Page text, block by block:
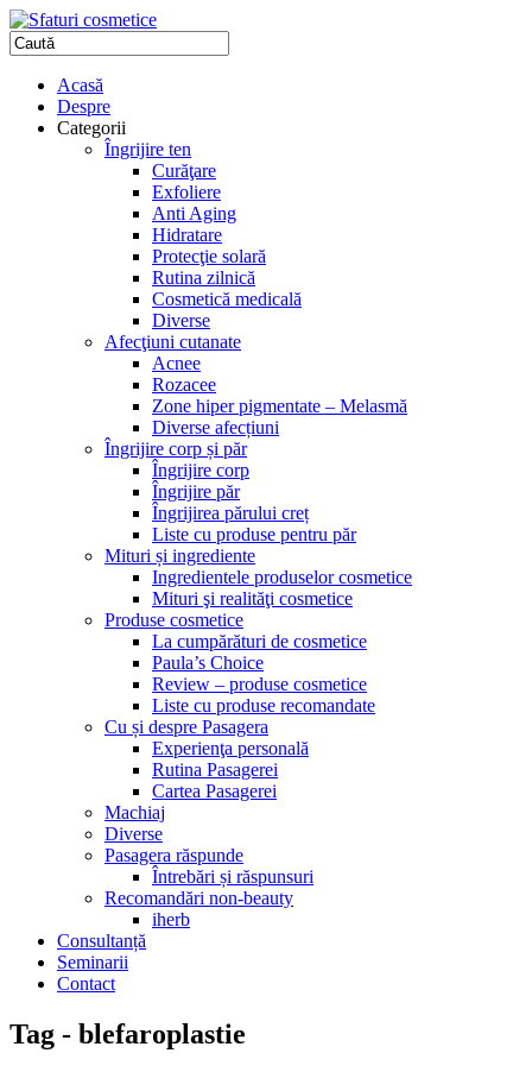
Acasă
Despre
Categorii
Îngrijire ten
Curăţare
Exfoliere
Anti Aging
Hidratare
Protecţie solară
Rutina zilnică
Cosmetică medicală
Diverse
Afecţiuni cutanate
Acnee
Rozacee
Zone hiper pigmentate – Melasmă
Diverse afecțiuni
Îngrijire corp și păr
Îngrijire corp
Îngrijire păr
Îngrijirea părului creț
Liste cu produse pentru păr
Mituri și ingrediente
Ingredientele produselor cosmetice
Mituri şi realităţi cosmetice
Produse cosmetice
La cumpărături de cosmetice
Paula’s Choice
Review – produse cosmetice
Liste cu produse recomandate
Cu și despre Pasagera
Experienţa personală
Rutina Pasagerei
Cartea Pasagerei
Machiaj
Diverse
Pasagera răspunde
Întrebări și răspunsuri
Recomandări non-beauty
iherb
Consultanță
Seminarii
Contact
Tag - blefaroplastie